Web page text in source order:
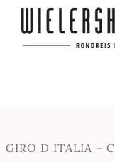
GIRO D ITALIA –